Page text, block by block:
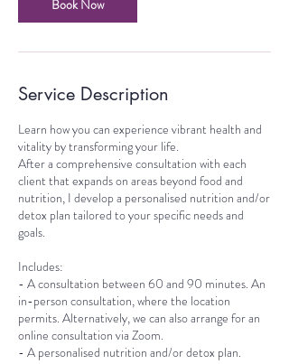
Book Now
Service Description
Learn how you can experience vibrant health and
vitality by transforming your life.
After a comprehensive consultation with each
client that expands on areas beyond food and
nutrition, I develop a personalised nutrition and/or
detox plan tailored to your specific needs and
goals.
Includes:
- A consultation between 60 and 90 minutes. An
in-person consultation, where the location
permits. Alternatively, we can also arrange for an
online consultation via Zoom.
- A personalised nutrition and/or detox plan.